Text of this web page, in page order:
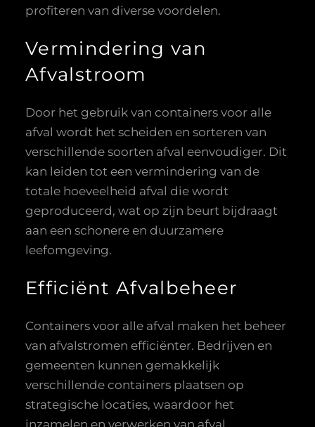
profiteren van diverse voordelen.
Vermindering van
Afvalstroom
Door het gebruik van containers voor alle
afval wordt het scheiden en sorteren van
verschillende soorten afval eenvoudiger. Dit
kan leiden tot een vermindering van de
totale hoeveelheid afval die wordt
geproduceerd, wat op zijn beurt bijdraagt
aan een schonere en duurzamere
leefomgeving.
Efficiënt Afvalbeheer
Containers voor alle afval maken het beheer
van afvalstromen efficiënter. Bedrijven en
gemeenten kunnen gemakkelijk
verschillende containers plaatsen op
strategische locaties, waardoor het